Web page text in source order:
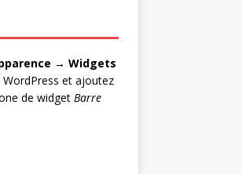
→ Widgets
et ajoutez
de widget Barre